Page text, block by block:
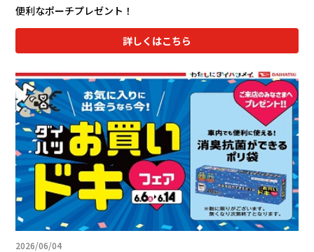
便利なポーチプレゼント！
詳しくはこちら
2026/06/04